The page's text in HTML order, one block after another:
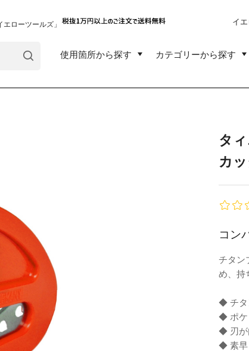
ローツールズ」 イ
使用箇所から探す カテゴリーから探す
タ
カ
コン
チタン
め、持
◆ チタ
◆ ポケ
◆ 刃が
◆ 素早